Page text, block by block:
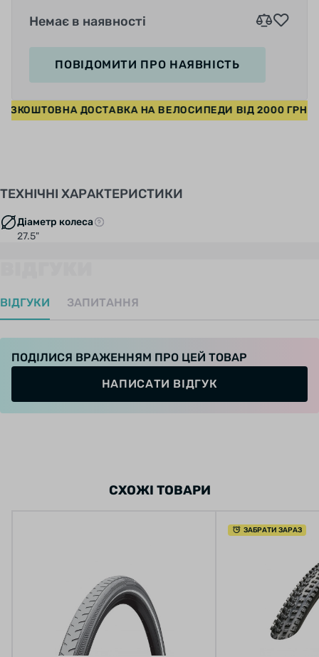
Немає в наявності
ПОВІДОМИТИ ПРО НАЯВНІСТЬ
БЕЗКОШТОВНА ДОСТАВКА НА ВЕЛОСИПЕДИ ВІД 2000
ТЕХНІЧНІ ХАРАКТЕРИСТИКИ
Діаметр колеса
27.5"
ВІДГУКИ ЗАПИТАННЯ
ПОДІЛИСЯ ВРАЖЕННЯМ ПРО ЦЕЙ ТОВАР
НАПИСАТИ ВІДГУК
СХОЖІ ТОВАРИ
ЗАБРАТИ ЗАРАЗ